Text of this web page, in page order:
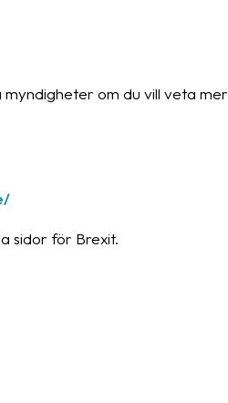
om du vill veta
sidor för Brexit.